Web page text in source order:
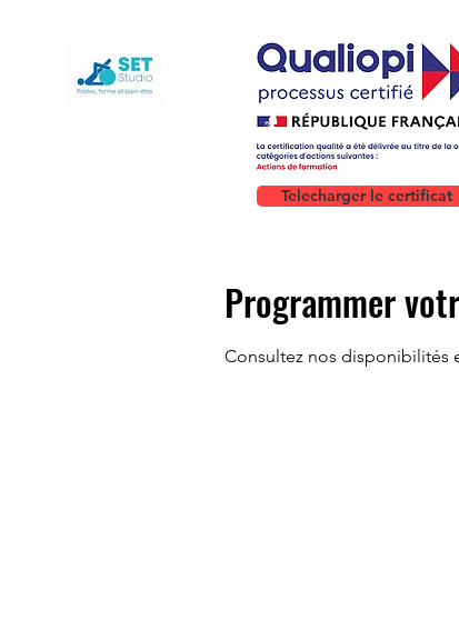
Telecharger le certificat
Programmer
Consultez nos disponibilités